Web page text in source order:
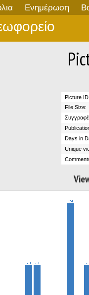
Ενημέρωση
Picture
File Size:
Days in
Unique